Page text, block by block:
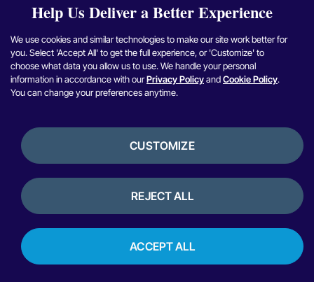
Help Us Deliver a Better Experience
We use cookies and similar technologies to make our site work better for
you. Select 'Accept All' to get the full experience, or 'Customize' to
choose what data you allow us to use. We handle your personal
information in accordance with ourPrivacy PolicyandCookie Policy.
You can change your preferences anytime.
CUSTOMIZE
REJECT ALL
ACCEPT ALL